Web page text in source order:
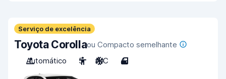
Serviço de excelência
Toyota Corollaou Compacto semelhante
Automático
5 A/C 4